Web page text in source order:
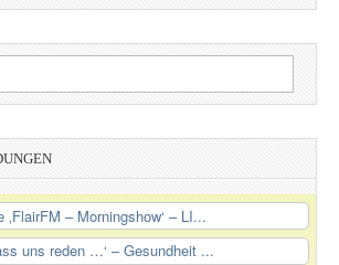
‚FlairFM – Morningshow‘ – LI...
uns reden …‘ – Gesundheit ...